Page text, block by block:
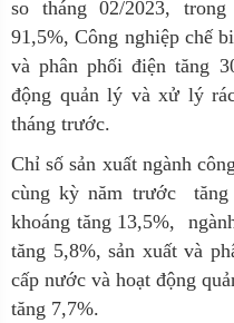
so tháng 02/2023,
91,5%, Công nghiệp chế
và phân phối điện tăng
động quản lý và xử lý
tháng trước.
Chỉ số sản xuất ngành
cùng kỳ năm trước tăng
khoáng tăng 13,5%,
tăng 5,8%, sản xuất và
cấp nước và hoạt động
tăng 7,7%.